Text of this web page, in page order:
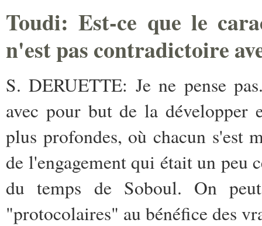
Toudi:Est-ce que le
n'est pas contradictoire
S. DERUETTE: Je ne pense
avec ­pour but de la développer
plus profondes, où chacun s'est
de l'engagement qui était un peu
du temps de Soboul. On
"protocolaires" au bénéfice des